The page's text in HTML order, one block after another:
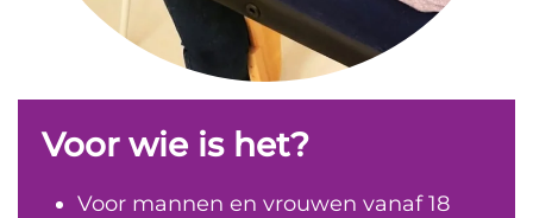
Voor wie is het?
Voor mannen en vrouwen vanaf 18